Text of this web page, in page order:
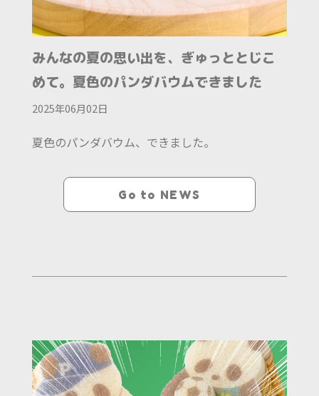
みんなの夏の思い出を、ぎゅっととじこ
めて。夏色のパンダバウムできました
2025年06月02日
夏色のパンダバウム、できました。
Go to NEWS